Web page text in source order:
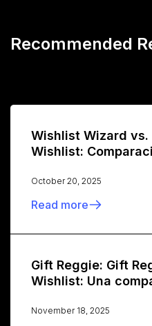
Recommended
Wishlist Wizard
Wishlist:
October 20, 2025
Read more
Gift Reggie: Gift
Wishlist: Una
November 18, 2025